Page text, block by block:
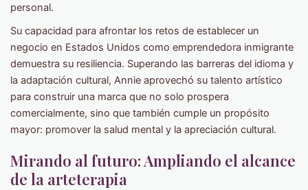
personal.
Su capacidad para afrontar los retos de establecer un
negocio en Estados Unidos como emprendedora inmigrante
demuestra su resiliencia. Superando las barreras del idioma y
la adaptación cultural, Annie aprovechó su talento artístico
para construir una marca que no solo prospera
comercialmente, sino que también cumple un propósito
mayor: promover la salud mental y la apreciación cultural.
Mirando al futuro: Ampliando el alcance
de la arteterapia